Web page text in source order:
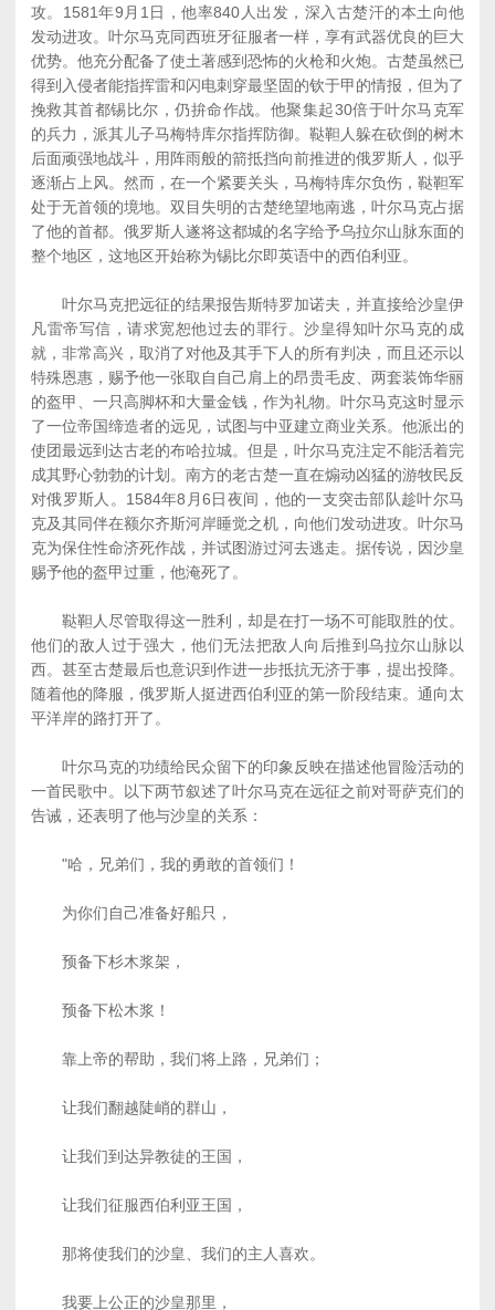
攻。1581年9月1日，他率840人出发，深入古楚汗的本土向他
发动进攻。叶尔马克同西班牙征服者一样，享有武器优良的巨大
优势。他充分配备了使土著感到恐怖的火枪和火炮。古楚虽然已
得到入侵者能指挥雷和闪电刺穿最坚固的钦于甲的情报，但为了
挽救其首都锡比尔，仍拚命作战。他聚集起30倍于叶尔马克军
的兵力，派其儿子马梅特库尔指挥防御。鞑靼人躲在砍倒的树木
后面顽强地战斗，用阵雨般的箭抵挡向前推进的俄罗斯人，似乎
逐渐占上风。然而，在一个紧要关头，马梅特库尔负伤，鞑靼军
处于无首领的境地。双目失明的古楚绝望地南逃，叶尔马克占据
了他的首都。俄罗斯人遂将这都城的名字给予乌拉尔山脉东面的
整个地区，这地区开始称为锡比尔即英语中的西伯利亚。
叶尔马克把远征的结果报告斯特罗加诺夫，并直接给沙皇伊
凡雷帝写信，请求宽恕他过去的罪行。沙皇得知叶尔马克的成
就，非常高兴，取消了对他及其手下人的所有判决，而且还示以
特殊恩惠，赐予他一张取自自己肩上的昂贵毛皮、两套装饰华丽
的盔甲、一只高脚杯和大量金钱，作为礼物。叶尔马克这时显示
了一位帝国缔造者的远见，试图与中亚建立商业关系。他派出的
使团最远到达古老的布哈拉城。但是，叶尔马克注定不能活着完
成其野心勃勃的计划。南方的老古楚一直在煽动凶猛的游牧民反
对俄罗斯人。1584年8月6日夜间，他的一支突击部队趁叶尔马
克及其同伴在额尔齐斯河岸睡觉之机，向他们发动进攻。叶尔马
克为保住性命济死作战，并试图游过河去逃走。据传说，因沙皇
赐予他的盔甲过重，他淹死了。
鞑靼人尽管取得这一胜利，却是在打一场不可能取胜的仗。
他们的敌人过于强大，他们无法把敌人向后推到乌拉尔山脉以
西。甚至古楚最后也意识到作进一步抵抗无济于事，提出投降。
随着他的降服，俄罗斯人挺进西伯利亚的第一阶段结束。通向太
平洋岸的路打开了。
叶尔马克的功绩给民众留下的印象反映在描述他冒险活动的
一首民歌中。以下两节叙述了叶尔马克在远征之前对哥萨克们的
告诫，还表明了他与沙皇的关系：
"哈，兄弟们，我的勇敢的首领们！
为你们自己准备好船只，
预备下杉木浆架，
预备下松木浆！
靠上帝的帮助，我们将上路，兄弟们；
让我们翻越陡峭的群山，
让我们到达异教徒的王国，
让我们征服西伯利亚王国，
那将使我们的沙皇、我们的主人喜欢。
我要上公正的沙皇那里，